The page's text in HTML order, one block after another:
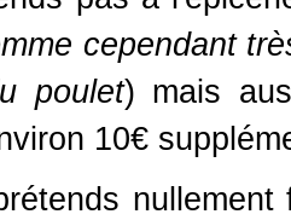
cependant
poulet) mais
10€